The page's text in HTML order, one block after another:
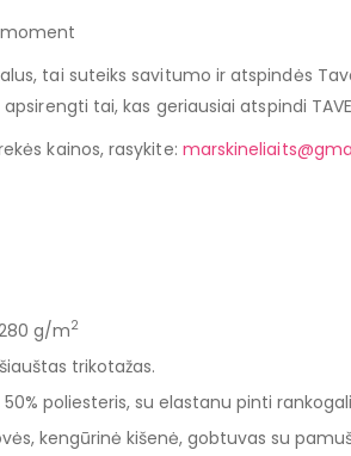
moment
tai suteiks savitumo ir atspindės
tai, kas geriausiai atspindi
kainos, rasykite:
g/m2
trikotažas.
poliesteris, su elastanu pinti
kengūrinė kišenė, gobtuvas su